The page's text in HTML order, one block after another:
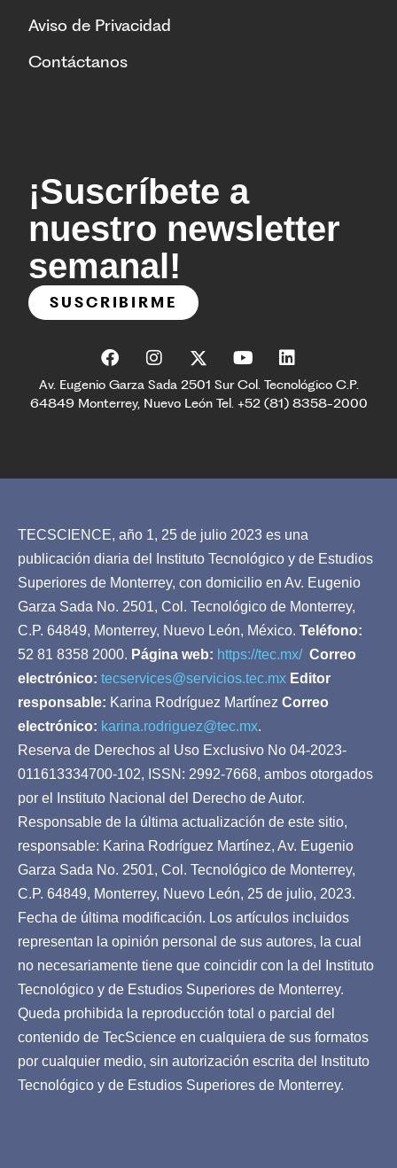
Aviso de Privacidad
Contáctanos
¡Suscríbete a
nuestro newsletter
semanal!
SUSCRIBIRME
Av. Eugenio Garza Sada 2501 Sur Col. Tecnológico C.P.
64849 Monterrey, Nuevo León Tel. +52 (81) 8358-2000
TECSCIENCE, año 1, 25 de julio 2023 es una
publicación diaria del Instituto Tecnológico y de Estudios
Superiores de Monterrey, con domicilio en Av. Eugenio
Garza Sada No. 2501, Col. Tecnológico de Monterrey,
C.P. 64849, Monterrey, Nuevo León, México. Teléfono:
52 81 8358 2000. Página web: https://tec.mx/ Correo
electrónico: tecservices@servicios.tec.mx Editor
responsable: Karina Rodríguez Martínez Correo
electrónico: karina.rodriguez@tec.mx.
Reserva de Derechos al Uso Exclusivo No 04-2023-
011613334700-102, ISSN: 2992-7668, ambos otorgados
por el Instituto Nacional del Derecho de Autor.
Responsable de la última actualización de este sitio,
responsable: Karina Rodríguez Martínez, Av. Eugenio
Garza Sada No. 2501, Col. Tecnológico de Monterrey,
C.P. 64849, Monterrey, Nuevo León, 25 de julio, 2023.
Fecha de última modificación. Los artículos incluidos
representan la opinión personal de sus autores, la cual
no necesariamente tiene que coincidir con la del Instituto
Tecnológico y de Estudios Superiores de Monterrey.
Queda prohibida la reproducción total o parcial del
contenido de TecScience en cualquiera de sus formatos
por cualquier medio, sin autorización escrita del Instituto
Tecnológico y de Estudios Superiores de Monterrey.